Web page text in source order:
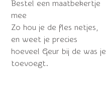
Bestel een maatbekertje
mee
Zo hou je de fles netjes,
en weet je precies
hoeveel Geur bij de was je
toevoegt.